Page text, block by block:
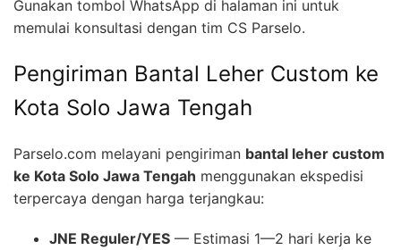
Gunakan tombol WhatsApp di halaman ini untuk
memulai konsultasi dengan tim CS Parselo.
Pengiriman Bantal Leher Custom ke
Kota Solo Jawa Tengah
Parselo.com melayani pengiriman bantal leher custom
ke Kota Solo Jawa Tengah menggunakan ekspedisi
terpercaya dengan harga terjangkau:
JNE Reguler/YES — Estimasi 1—2 hari kerja ke